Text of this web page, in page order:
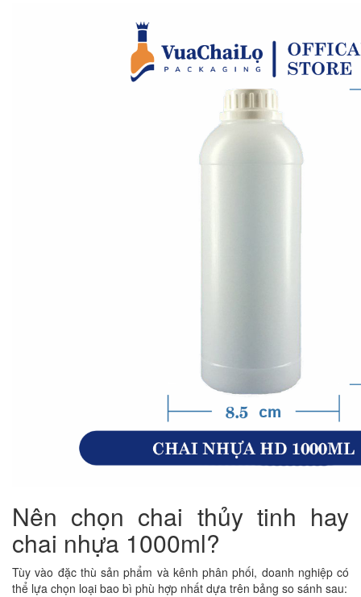
Nên chọn chai thủy tinh hay
chai nhựa 1000ml?
Tùy vào đặc thù sản phẩm và kênh phân phối, doanh nghiệp có
thể lựa chọn loại bao bì phù hợp nhất dựa trên bảng so sánh sau: